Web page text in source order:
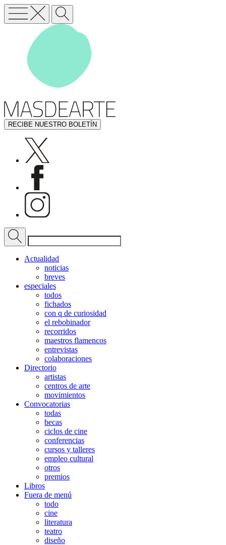
RECIBE NUESTRO BOLETÍN
Actualidad
noticias
breves
especiales
todos
fichados
con q de curiosidad
el rebobinador
recorridos
maestros flamencos
entrevistas
colaboraciones
Directorio
artistas
centros de arte
movimientos
Convocatorias
todas
becas
ciclos de cine
conferencias
cursos y talleres
empleo cultural
otros
premios
Libros
Fuera de menú
todo
cine
literatura
teatro
diseño